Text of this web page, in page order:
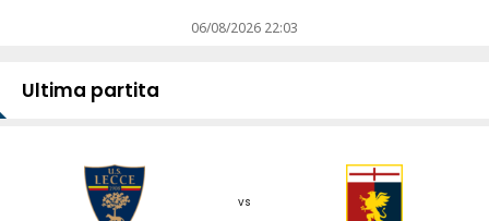
06/08/2026 22:03
Ultima partita
vs